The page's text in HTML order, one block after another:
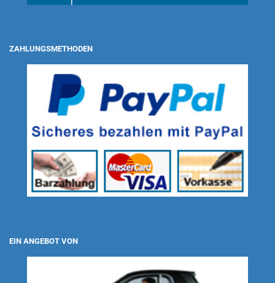
ZAHLUNGSMETHODEN
EIN ANGEBOT VON